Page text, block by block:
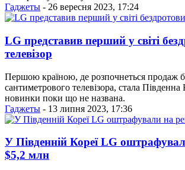
Гаджеты - 26 вересня 2023, 17:24
LG представив перший у світі
телевізор
Першою країною, де розпочнеться продаж
сантиметрового телевізора, стала Південна
новинки поки що не названа.
Гаджеты - 13 липня 2023, 17:36
У Південній Кореї LG
$5,2 млн